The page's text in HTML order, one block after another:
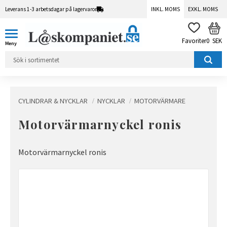
Leverans 1-3 arbetsdagar på lagervaror INKL. MOMS EXKL. MOMS
FAVORITER
0 SEK
CYLINDRAR & NYCKLAR NYCKLAR MOTORVÄRMARE
Motorvärmarnyckel ronis
Motorvärmarnyckel ronis